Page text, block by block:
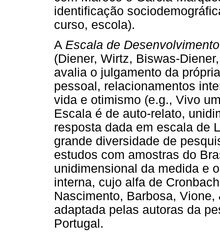
identificação
curso, escola).
A Escala de
(Diener, Wirtz, Biswas-
avalia o julgamento da
pessoal, relacionamentos
vida e otimismo (e.g., Vivo
Escala é de auto-relato,
resposta dada em escala de
grande diversidade de
estudos com amostras do
unidimensional da medida e
interna, cujo alfa de
Nascimento, Barbosa,
adaptada pelas autoras da
Portugal.